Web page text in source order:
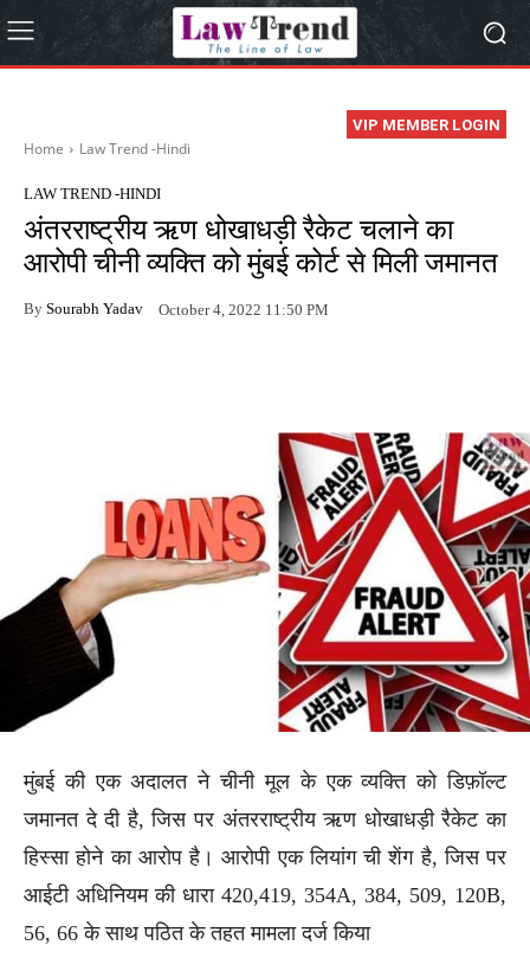
VIP MEMBER LOGIN
Home Law Trend -Hindi
LAW TREND -HINDI
अंतरराष्ट्रीय ऋण धोखाधड़ी रैकेट चलाने का
आरोपी चीनी व्यक्ति को मुंबई कोर्ट से मिली जमानत
By Sourabh Yadav October 4, 2022 11:50 PM
मुंबई की एक अदालत ने चीनी मूल के एक व्यक्ति को डिफ़ॉल्ट
जमानत दे दी है, जिस पर अंतरराष्ट्रीय ऋण धोखाधड़ी रैकेट का
हिस्सा होने का आरोप है। आरोपी एक लियांग ची शेंग है, जिस पर
आईटी अधिनियम की धारा 420,419, 354A, 384, 509, 120B,
56, 66 के साथ पठित के तहत मामला दर्ज किया